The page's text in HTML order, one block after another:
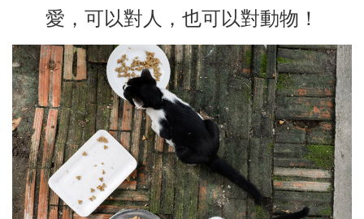
愛，可以對人，也可以對動物！